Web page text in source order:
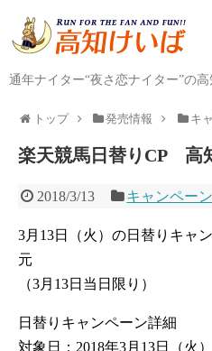
通年ナイター“夜さ恋ナイター”の
トップ 発売情報 キ
楽天競馬日替りCP 高
2018/3/13 キャンペーン
3月13日（火）の日替りキャ
元
（3月13日当日限り）
日替りキャンペーン詳細
対象日：2018年3月13日（火）